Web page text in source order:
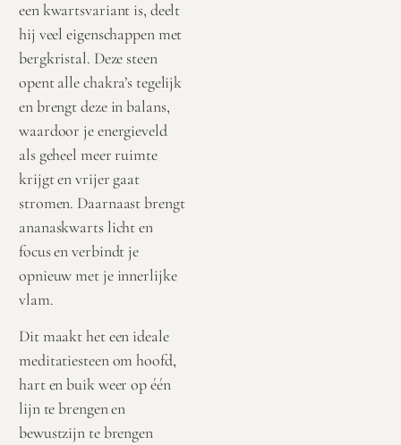
een kwartsvariant is, deelt
hij veel eigenschappen met
bergkristal. Deze steen
opent alle chakra’s tegelijk
en brengt deze in balans,
waardoor je energieveld
als geheel meer ruimte
krijgt en vrijer gaat
stromen. Daarnaast brengt
ananaskwarts licht en
focus en verbindt je
opnieuw met je innerlijke
vlam.
Dit maakt het een ideale
meditatiesteen om hoofd,
hart en buik weer op één
lijn te brengen en
bewustzijn te brengen